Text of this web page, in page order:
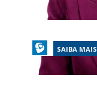
SAIBA MAIS